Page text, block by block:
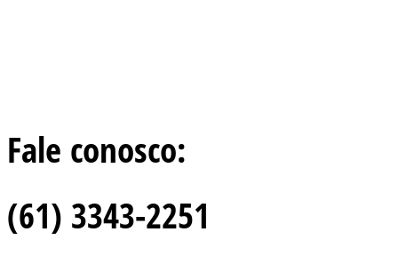
Fale conosco:
(61) 3343-2251